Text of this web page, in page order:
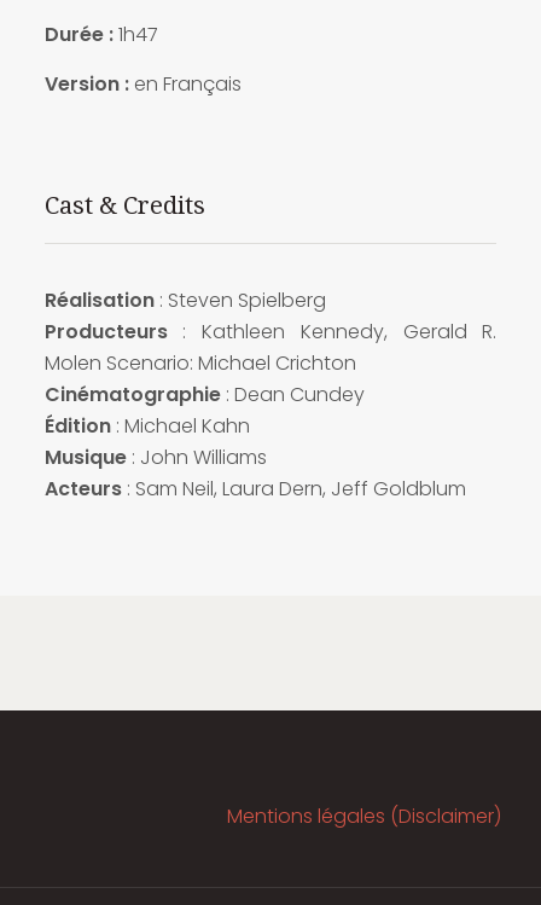
Durée :1h47
Version :en Français
Cast & Credits
Réalisation: Steven Spielberg
Producteurs: Kathleen Kennedy, Gerald R.
Molen Scenario: Michael Crichton
Cinématographie: Dean Cundey
Édition: Michael Kahn
Musique: John Williams
Acteurs: Sam Neil, Laura Dern, Jeff Goldblum
Mentions légales (Disclaimer)